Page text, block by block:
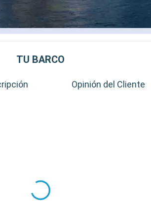
TU BARCO
Opinión del Cliente